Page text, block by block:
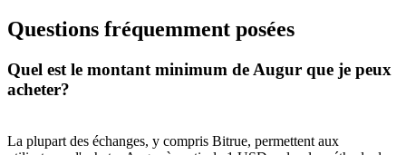
Invitez un ami pour recevoir des récompenses en espèces
Questions fréquemment posées
Quel est le montant minimum de Augur que je peux
acheter?
La plupart des échanges, y compris Bitrue, permettent aux